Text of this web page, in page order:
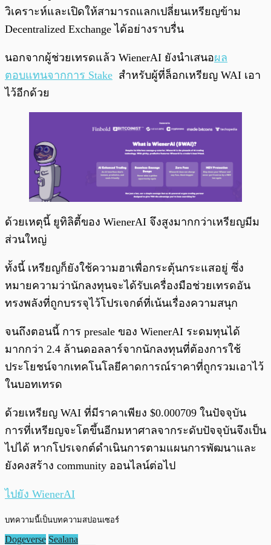
วิเคราะห์และเปิดให้สามารถแลกเปลี่ยนเหรียญข้าม
Decentralized Exchange ได้อย่างราบรื่น
นอกจากผู้ช่วยเทรดแล้ว WienerAI ยังนำเสนอผล
ตอบแทนจากการ Stake สำหรับผู้ที่ล็อกเหรียญ WAI เอา
ไว้อีกด้วย
ด้วยเหตุนี้ ยูทิลิตี้ของ WienerAI จึงสูงมากกว่าเหรียญมีม
ส่วนใหญ่
ทั้งนี้ เหรียญก็ยังใช้ความฮาเพื่อกระตุ้นกระแสอยู่ ซึ่ง
หมายความว่านักลงทุนจะได้รับเครื่องมือช่วยเทรดอัน
ทรงพลังที่ถูกบรรจุไว้โปรเจกต์ที่เน้นเรื่องความสนุก
จนถึงตอนนี้ การ presale ของ WienerAI ระดมทุนได้
มากกว่า 2.4 ล้านดอลลาร์จากนักลงทุนที่ต้องการใช้
ประโยชน์จากเทคโนโลยีคาดการณ์ราคาที่ถูกรวมเอาไว้
ในบอทเทรด
ด้วยเหรียญ WAI ที่มีราคาเพียง $0.000709 ในปัจจุบัน
การที่เหรียญจะโตขึ้นอีกมหาศาลจากระดับปัจจุบันจึงเป็น
ไปได้ หากโปรเจกต์ดำเนินการตามแผนการพัฒนาและ
ยังคงสร้าง community ออนไลน์ต่อไป
ไปยัง WienerAI
บทความนี้เป็นบทความสปอนเซอร์
Dogeverse Sealana